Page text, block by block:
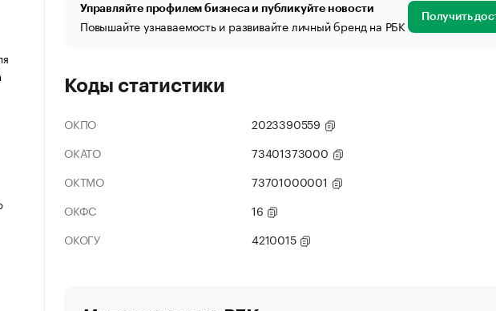
Управляйте профилем бизнеса и публикуйте новости
Повышайте узнаваемость и развивайте личный бренд на РБК Получить
Коды статистики
ОКПО
2023390559
ОКАТО
73401373000
ОКТМО
73701000001
ОКФС
16
ОКОГУ
4210015